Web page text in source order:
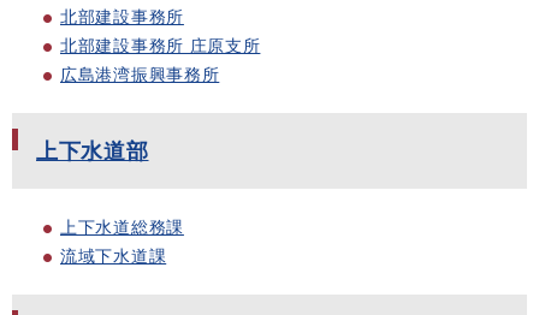
北部建設事務所
北部建設事務所 庄原支所
広島港湾振興事務所
上下水道部
上下水道総務課
流域下水道課